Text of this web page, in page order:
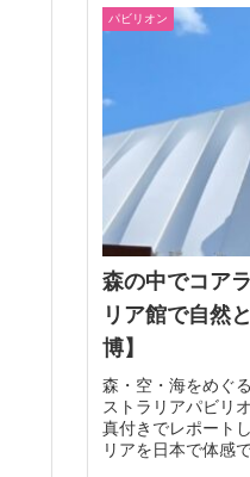
パビリオン
森の中でコア
リア館で自然
博】
森・空・海をめぐ
ストラリアパビリ
真付きでレポート
リアを日本で体感